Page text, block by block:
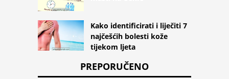
Kako identificirati i liječiti 7
najčešćih bolesti kože
tijekom ljeta
PREPORUČENO